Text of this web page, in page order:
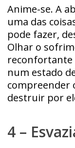
Anime-se. A
uma das
pode fazer,
Olhar o
reconfortante
num estado
compreender
destruir por
4 –